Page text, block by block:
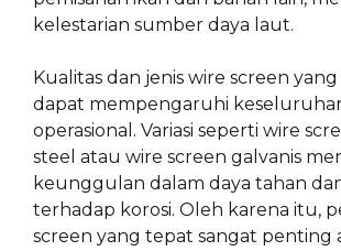
kelestarian sumber daya laut.
Kualitas dan jenis wire screen
dapat mempengaruhi
operasional. Variasi seperti wire
steel atau wire screen galvanis
keunggulan dalam daya tahan
terhadap korosi. Oleh karena itu,
screen yang tepat sangat penting